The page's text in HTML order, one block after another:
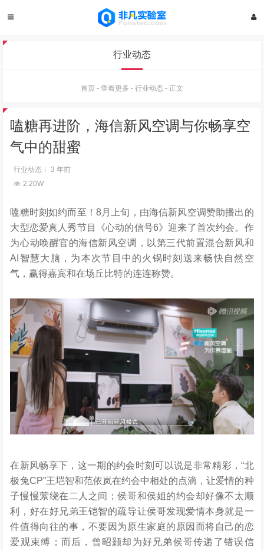
行业动态
首页 - 查看更多 - 行业动态 - 正文
嗑糖再进阶，海信新风空调与你畅享空
气中的甜蜜
行业动态
3 年前
2.20W
嗑糖时刻如约而至！8月上旬，由海信新风空调赞助播出的
大型恋爱真人秀节目《心动的信号6》迎来了首次约会。作
为心动唤醒官的海信新风空调，以第三代前置混合新风和
AI智慧大脑，为本次节目中的火锅时刻送来畅快自然空
气，赢得嘉宾和在场丘比特的连连称赞。
在新风畅享下，这一期的约会时刻可以说是非常精彩，“北
极兔CP”王垲智和范依岚在约会中相处的点滴，让爱情的种
子慢慢萦绕在二人之间；侯哥和侯姐的约会却好像不太顺
利，好在好兄弟王铠智的疏导让侯哥发现爱情本身就是一
件值得向往的事，不要因为原生家庭的原因而将自己的恋
爱观束缚；而后，曾昭颢却为好兄弟侯哥传递了错误信